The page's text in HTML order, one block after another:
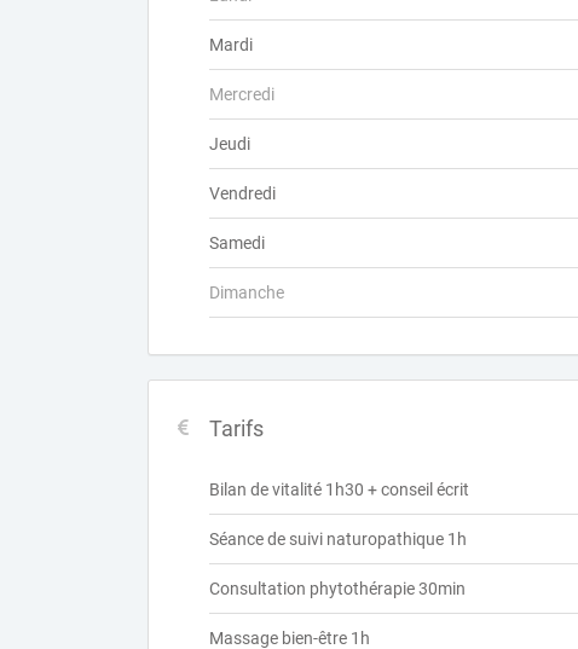
Mardi
Mercredi
Jeudi
Vendredi
Samedi
Dimanche
Tarifs
Bilan de vitalité 1h30 + conseil écrit
Séance de suivi naturopathique 1h
Consultation phytothérapie 30min
Massage bien-être 1h